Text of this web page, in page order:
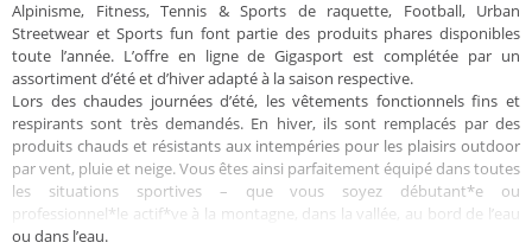
Alpinisme, Fitness, Tennis & Sports de raquette, Football, Urban
Streetwear et Sports fun font partie des produits phares disponibles
toute l’année. L’offre en ligne de Gigasport est complétée par un
assortiment d’été et d’hiver adapté à la saison respective.
Lors des chaudes journées d’été, les vêtements fonctionnels fins et
respirants sont très demandés. En hiver, ils sont remplacés par des
produits chauds et résistants aux intempéries pour les plaisirs outdoor
par vent, pluie et neige. Vous êtes ainsi parfaitement équipé dans toutes
les situations sportives – que vous soyez débutant*e ou
professionnel*le actif*ve à la montagne, dans la vallée, au bord de l’eau
ou dans l’eau.